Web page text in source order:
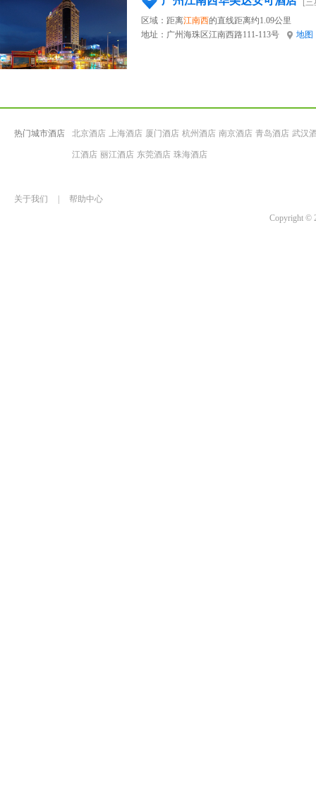
[
区域：距离江南西的直线距离约1.09公里
地址： 广州海珠区江南西路111-113号 地图
热门城市酒店 北京酒店 上海酒店 厦门酒店 杭州酒店 南京酒店 青岛酒店 武汉
江酒店 丽江酒店 东莞酒店 珠海酒店
关于我们
帮助中心
Copyright ©